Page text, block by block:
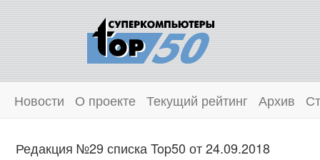
Новости О проекте Текущий рейтинг Архив
Редакция №29 списка Top50 от 24.09.2018